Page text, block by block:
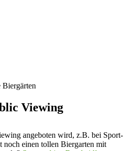
Biergärten
Viewing
angeboten wird, z.B. bei Sport-
noch einen tollen Biergarten mit